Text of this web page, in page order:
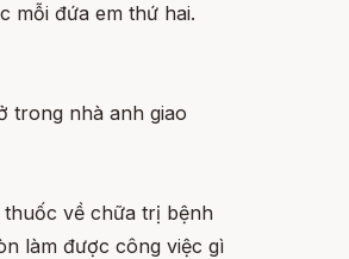
mỗi đứa em thứ hai.
trong nhà anh giao
thuốc về chữa trị bệnh
làm được công việc gì